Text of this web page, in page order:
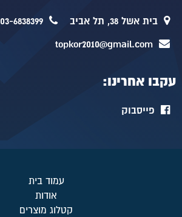
בית אשל 38, תל אביב 03-6838399
topkor2010@gmail.com
עקבו אחרינו:
פייסבוק
עמוד בית
אודות
קטלוג מוצרים